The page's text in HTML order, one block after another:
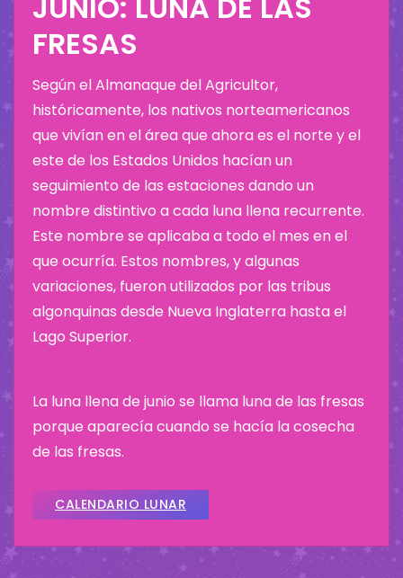
FRESAS
Según el Almanaque del Agricultor,
históricamente, los nativos norteamericanos
que vivían en el área que ahora es el norte y el
este de los Estados Unidos hacían un
seguimiento de las estaciones dando un
nombre distintivo a cada luna llena recurrente.
Este nombre se aplicaba a todo el mes en el
que ocurría. Estos nombres, y algunas
variaciones, fueron utilizados por las tribus
algonquinas desde Nueva Inglaterra hasta el
Lago Superior.
La luna llena de junio se llama luna de las fresas
porque aparecía cuando se hacía la cosecha
de las fresas.
CALENDARIO LUNAR